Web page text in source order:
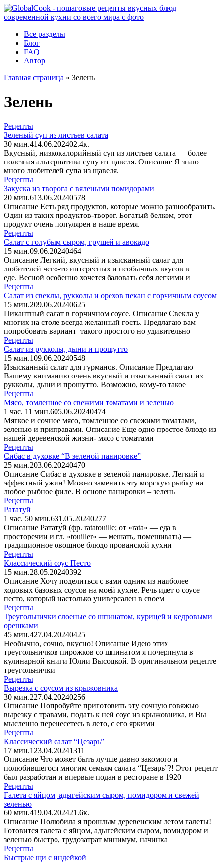
Перейти
к
Все разделы
Блог
FAQ
Автор
Главная страница » Зелень
Зелень
Рецепты
Зеленый суп из листьев салата
30 мин.414.06.202402.4к.
Вкусный, низкокалорийный суп из листьев салата — более
полезная альтернатива супу из щавеля. Описание Я знаю
много любителей супа из щавеля.
Рецепты
Закуска из творога с вялеными помидорами
20 мин.613.06.20240578
Описание Есть ряд продуктов, которые можно разнообразить.
Один из таких продуктов-творог. Богатый белком, этот
продукт очень популярен в наше время.
Рецепты
Салат с голубым сыром, грушей и авокадо
15 мин.09.06.20240464
Описание Легкий, вкусный и изысканный салат для
любителей чего-то интересных и необычных вкусов в
еде. Весной особенно хочется баловать себя легкими и
Рецепты
Салат из свеклы, рукколы и орехов пекан с горчичным соусом
15 мин.209.06.20240625
Пикантный салат в горчичном соусе. Описание Свекла у
многих на столе всегда желанный гость. Предлагаю вам
попробовать вариант такого простого но удивительно
Рецепты
Салат из рукколы, дыни и прошутто
15 мин.109.06.20240548
Изысканный салат для гурманов. Описание Предлагаю
Вашему вниманию очень вкусный и изысканный салат из
рукколы, дыни и прошутто. Возможно, кому-то такое
Рецепты
Мясо, томленное со свежими томатами и зеленью
1 час. 11 мин.605.06.20240474
Мягкое и сочное мясо, томленное со свежими томатами,
зеленью и приправами. Описание Еще одно простое блюдо из
нашей деревенской жизни- мясо с томатами
Рецепты
Сибас в духовке “В зеленой панировке”
25 мин.203.06.20240470
Описание Сибас в духовке в зеленой панировке. Легкий и
эффектный ужин! Можно заменить эту морскую рыбку на
любое рыбное филе. В основе панировки – зелень
Рецепты
Рататуй
1 час. 50 мин.631.05.20240277
Описание Ратату́й (фр. ratatouille; от «rata» — еда в
просторечии и гл. «touiller» — мешать, помешивать) —
традиционное овощное блюдо прованской кухни
Рецепты
Классический соус Песто
15 мин.28.05.20240392
Описание Хочу поделиться с вами одним из наиболее
ходовых базовых соусов на моей кухне. Речь идет о соусе
песто, который настолько универсален в своем
Рецепты
Треугольнички слоеные со шпинатом, курицей и кедровыми
орешками
45 мин.427.04.20240425
Необычно, сочно, вкусно! Описание Идею этих
треугольничков пирожков со шпинатом я почерпнула в
кулинарной книги Юлии Высоцкой. В оригинальном рецепте
треугольнички
Рецепты
Вырезка с соусом из крыжовника
30 мин.227.04.20240256
Описание Попробуйте приготовить эту сочную говяжью
вырезку с травами, подать к ней соус из крыжовника, и Вы
мысленно перенесетесь в лето, с его яркими
Рецепты
Классический салат “Цезарь”
17 мин.1 23.04.20241311
Описание Что может быть лучше давно закомого и
полюбившегося многим семьям салата “Цезарь”?! Этот рецепт
был разработан и впервые подан в ресторане в 1920
Рецепты
Галета с яйцом, адыгейским сыром, помидором и свежей
зеленью
60 мин.419.04.202421.6к.
Описание Полюбила я прошлым деревенским летом галеты!
Готовится галета с яйцом, адыгейским сыром, помидором и
зеленью быстро, трудозатрат минимум, начинка
Рецепты
Быстрые щи с индейкой